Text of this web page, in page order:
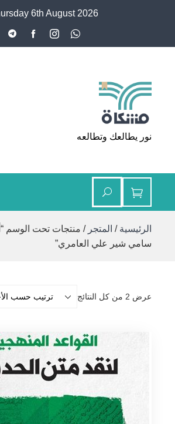
6th August 2026
مشكاة
نور يطالعك وتطالعه
الرئيسية / المتجر / منتجات تحت الوسم
سامي شير علي العامري”
عرض ⁦2⁩ من كل النتائج
تم
الأحدث